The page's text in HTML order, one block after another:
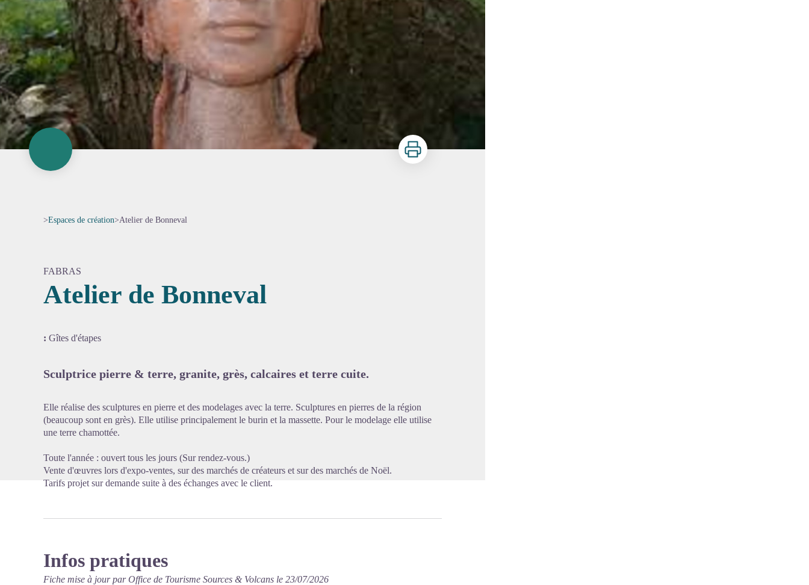
Imprimer
>Espaces de création>Atelier de Bonneval
FABRAS
Atelier de Bonneval
: Gîtes d'étapes
Sculptrice pierre & terre, granite, grès, calcaires et terre cuite.
Elle réalise des sculptures en pierre et des modelages avec la terre. Sculptures en pierres de la région
(beaucoup sont en grès). Elle utilise principalement le burin et la massette. Pour le modelage elle utilise
une terre chamottée.
Toute l'année : ouvert tous les jours (Sur rendez-vous.)
Vente d'œuvres lors d'expo-ventes, sur des marchés de créateurs et sur des marchés de Noël.
Tarifs projet sur demande suite à des échanges avec le client.
Infos pratiques
Fiche mise à jour par Office de Tourisme Sources & Volcans le 23/07/2026